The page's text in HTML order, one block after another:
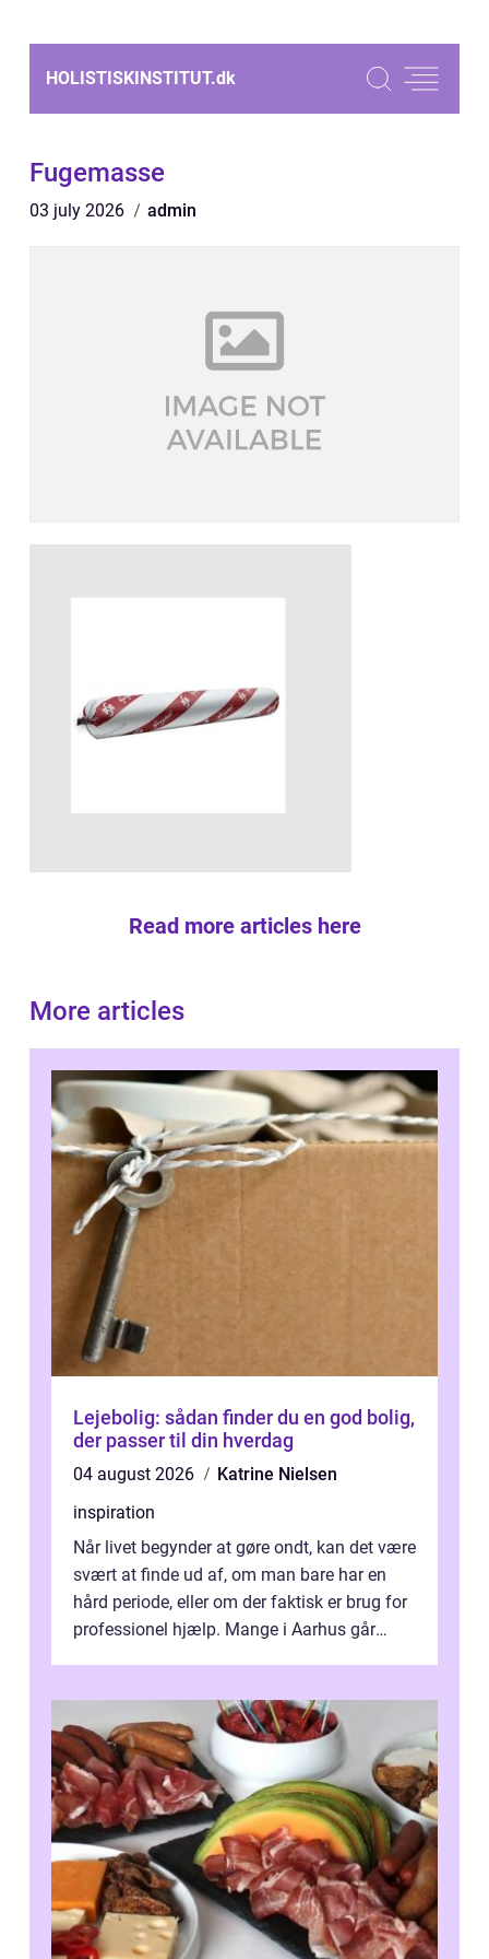
HOLISTISKINSTITUT.dk
Fugemasse
03 july 2026 admin
Read more articles here
More articles
Lejebolig: sådan finder du en god bolig,
der passer til din hverdag
04 august 2026
Katrine Nielsen
inspiration
Når livet begynder at gøre ondt, kan det være
svært at finde ud af, om man bare har en
hård periode, eller om der faktisk er brug for
professionel hjælp. Mange i Aarhus går